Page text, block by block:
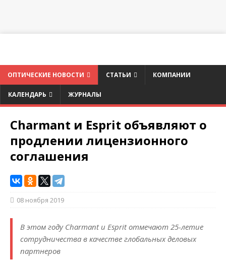
ОПТИЧЕСКИЕ НОВОСТИ СТАТЬИ КОМПАНИИ
КАЛЕНДАРЬ ЖУРНАЛЫ
Charmant и Esprit объявляют о
продлении лицензионного
соглашения
08 ноября 2019
В этом году Charmant и Esprit отмечают 25-летие
сотрудничества в качестве глобальных деловых
партнеров